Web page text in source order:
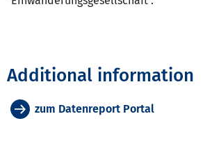
Additional information
zum Datenreport Portal